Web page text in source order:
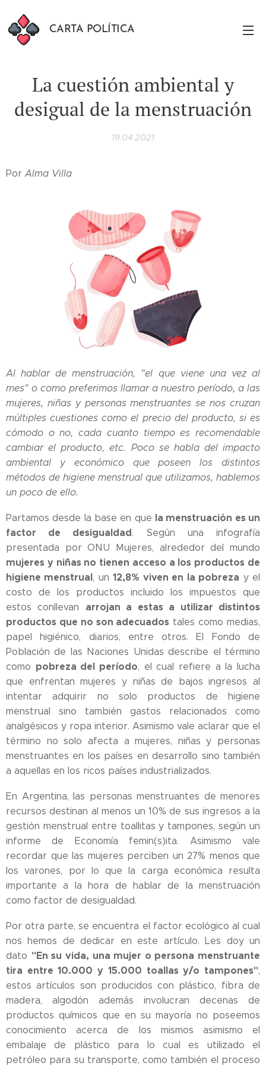
CARTA POLÍTICA
La cuestión ambiental y
desigual de la menstruación
19.04.2021
Por Alma Villa
Al hablar de menstruación, "el que viene una vez al
mes" o como preferimos llamar a nuestro período, a las
mujeres, niñas y personas menstruantes se nos cruzan
múltiples cuestiones como el precio del producto, si es
cómodo o no, cada cuanto tiempo es recomendable
cambiar el producto, etc. Poco se habla del impacto
ambiental y económico que poseen los distintos
métodos de higiene menstrual que utilizamos, hablemos
un poco de ello.
Partamos desde la base en que la menstruación es un
factor de desigualdad. Según una infografía
presentada por ONU Mujeres, alrededor del mundo
mujeres y niñas no tienen acceso a los productos de
higiene menstrual, un12,8% viven en la pobreza y el
costo de los productos incluido los impuestos que
estos conllevan arrojan a estas a utilizar distintos
productos que no son adecuados tales como medias,
papel higiénico, diarios, entre otros. El Fondo de
Población de las Naciones Unidas describe el término
como pobreza del período, el cual refiere a la lucha
que enfrentan mujeres y niñas de bajos ingresos al
intentar adquirir no solo productos de higiene
menstrual sino también gastos relacionados como
analgésicos y ropa interior. Asimismo vale aclarar que el
término no solo afecta a mujeres, niñas y personas
menstruantes en los países en desarrollo sino también
a aquellas en los ricos países industrializados.
En Argentina, las personas menstruantes de menores
recursos destinan al menos un 10% de sus ingresos a la
gestión menstrual entre toallitas y tampones, según un
informe de Economía femin(s)ita. Asimismo vale
recordar que las mujeres perciben un 27% menos que
los varones, por lo que la carga económica resulta
importante a la hora de hablar de la menstruación
como factor de desigualdad.
Por otra parte, se encuentra el factor ecológico al cual
nos hemos de dedicar en este artículo. Les doy un
dato "En su vida, una mujer o persona menstruante
tira entre 10.000 y 15.000 toallas y/o tampones",
estos artículos son producidos con plástico, fibra de
madera, algodón además involucran decenas de
productos químicos que en su mayoría no poseemos
conocimiento acerca de los mismos asimismo el
embalaje de plástico para lo cual es utilizado el
petróleo para su transporte, como también el proceso